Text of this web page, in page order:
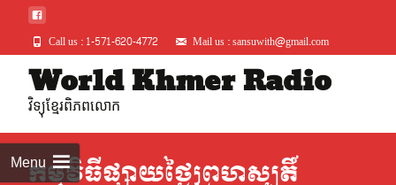
Call us : 1-571-620-4772 Mail us : sansuwith@gmail.com
World Khmer Radio
វិទ្យុខ្មែរពិភពលោក
Menuកម្មវិធីផ្សាយថ្ងៃព្រហស្បតិ៍